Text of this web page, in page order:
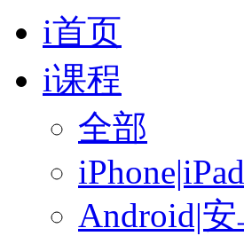
i首页
i课程
全部
iPhone|iPad
Android|